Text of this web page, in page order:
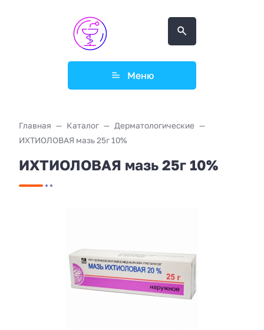
Меню
Главная Каталог
Дерматологические
ИХТИОЛОВАЯ мазь 25г 10%
ИХТИОЛОВАЯ мазь 25г 10%